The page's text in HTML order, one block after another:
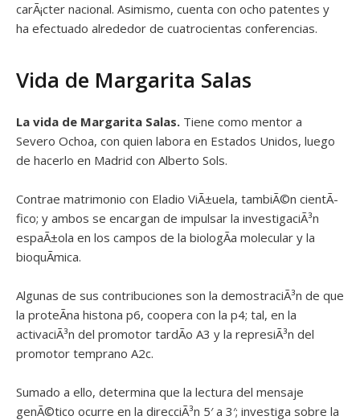
carÃ¡cter nacional. Asimismo, cuenta con ocho patentes y
ha efectuado alrededor de cuatrocientas conferencias.
Vida de Margarita Salas
La vida de Margarita Salas. Tiene como mentor a
Severo Ochoa, con quien labora en Estados Unidos, luego
de hacerlo en Madrid con Alberto Sols.
Contrae matrimonio con Eladio ViÃ±uela, tambiÃ©n cientÃ­
fico; y ambos se encargan de impulsar la investigaciÃ³n
espaÃ±ola en los campos de la biologÃ­a molecular y la
bioquÃ­mica.
Algunas de sus contribuciones son la demostraciÃ³n de que
la proteÃ­na histona p6, coopera con la p4; tal, en la
activaciÃ³n del promotor tardÃ­o A3 y la represiÃ³n del
promotor temprano A2c.
Sumado a ello, determina que la lectura del mensaje
genÃ©tico ocurre en la direcciÃ³n 5′ a 3′; investiga sobre la